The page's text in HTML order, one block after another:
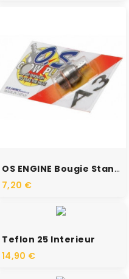
OS ENGINE Bougie Standard...
7,20 €
Teflon 25 Interieur
14,90 €